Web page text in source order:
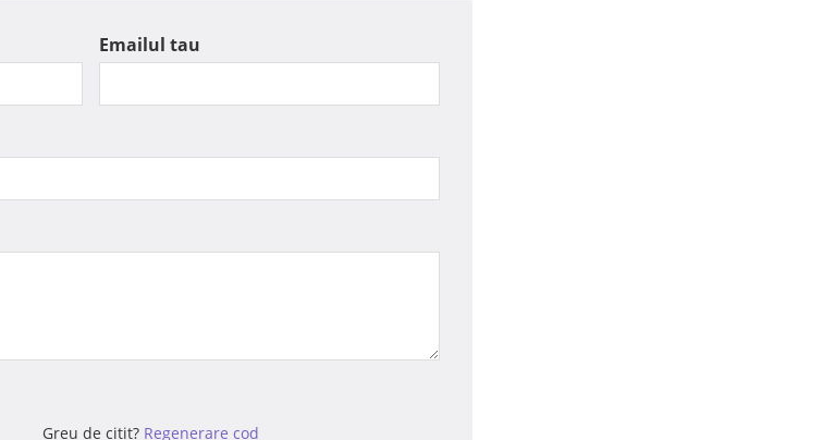
Emailul tau
Greu de citit? Regenerare cod